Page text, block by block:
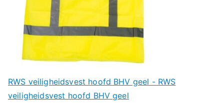
RWS veiligheidsvest hoofd BHV geel - RWS
veiligheidsvest hoofd BHV geel